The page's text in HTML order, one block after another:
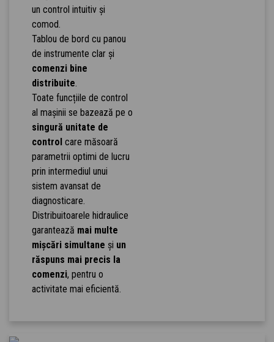
un control intuitiv și
comod.
Tablou de bord cu panou
de instrumente clar și
comenzi bine
distribuite.
Toate funcțiile de control
al mașinii se bazează pe o
singură unitate de
control care măsoară
parametrii optimi de lucru
prin intermediul unui
sistem avansat de
diagnosticare.
Distribuitoarele hidraulice
garantează mai multe
mișcări simultane și un
răspuns mai precis la
comenzi, pentru o
activitate mai eficientă.